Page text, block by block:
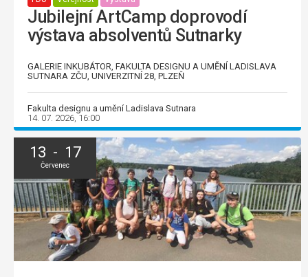
Jubilejní ArtCamp doprovodí
výstava absolventů Sutnarky
GALERIE INKUBÁTOR, FAKULTA DESIGNU A UMĚNÍ LADISLAVA
SUTNARA ZČU, UNIVERZITNÍ 28, PLZEŇ
Fakulta designu a umění Ladislava Sutnara
14. 07. 2026, 16:00
13 - 17
Červenec